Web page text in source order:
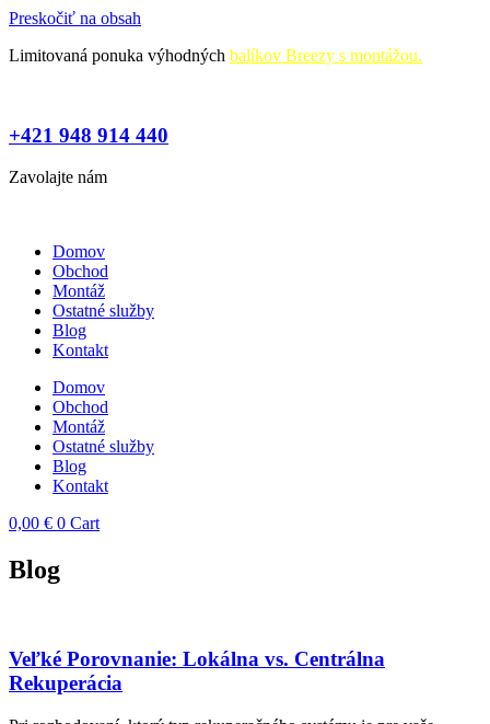
Preskočiť na obsah
Limitovaná ponuka výhodných balíkov Breezy s montážou.
+421 948 914 440
Zavolajte nám
Domov
Obchod
Montáž
Ostatné služby
Blog
Kontakt
Domov
Obchod
Montáž
Ostatné služby
Blog
Kontakt
0,00 € 0 Cart
Blog
Veľké Porovnanie: Lokálna vs. Centrálna
Rekuperácia